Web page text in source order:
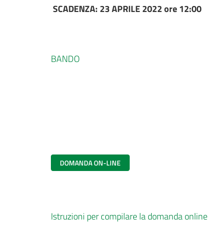
SCADENZA: 23 APRILE 2022 ore 12:00
BANDO
DOMANDA ON-LINE
Istruzioni per compilare la domanda online